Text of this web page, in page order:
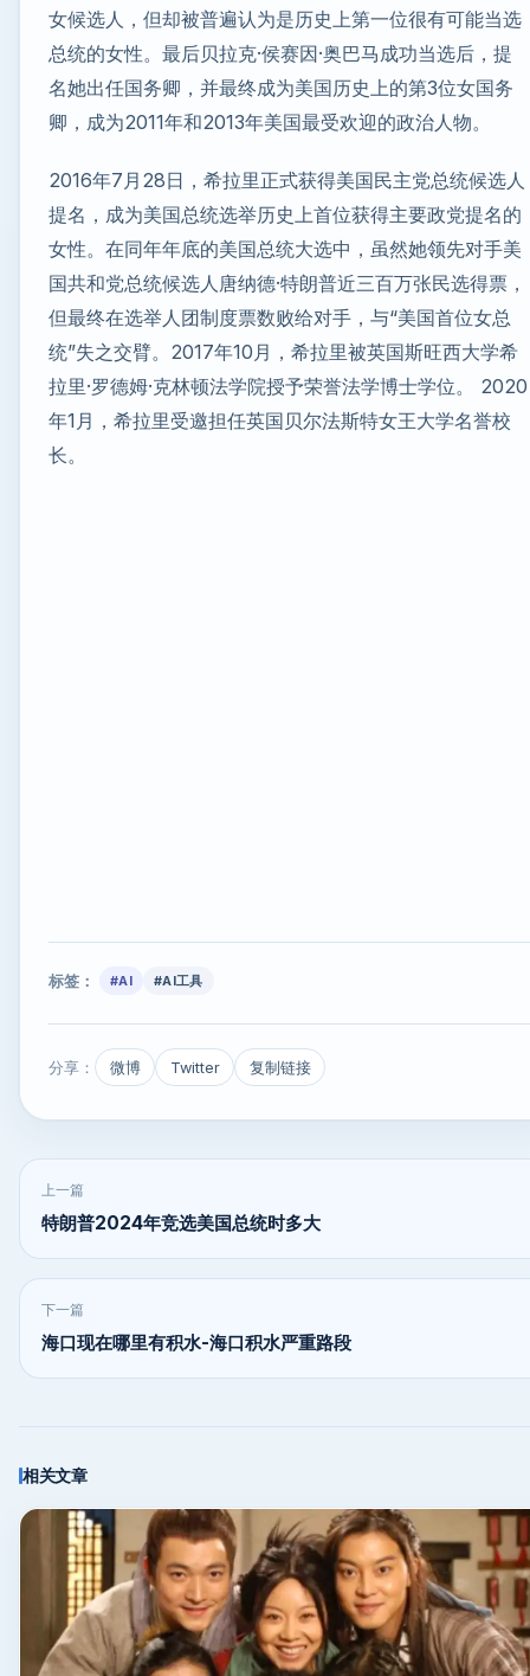
女候选人，但却被普遍认为是历史上第一位很有可能当选
总统的女性。最后贝拉克·侯赛因·奥巴马成功当选后，提
名她出任国务卿，并最终成为美国历史上的第3位女国务
卿，成为2011年和2013年美国最受欢迎的政治人物。
2016年7月28日，希拉里正式获得美国民主党总统候选人
提名，成为美国总统选举历史上首位获得主要政党提名的
女性。在同年年底的美国总统大选中，虽然她领先对手美
国共和党总统候选人唐纳德·特朗普近三百万张民选得票，
但最终在选举人团制度票数败给对手，与“美国首位女总
统”失之交臂。2017年10月，希拉里被英国斯旺西大学希
拉里·罗德姆·克林顿法学院授予荣誉法学博士学位。 2020
年1月，希拉里受邀担任英国贝尔法斯特女王大学名誉校
长。
标签： #AI #AI工具
分享： 微博 Twitter 复制链接
上一篇
特朗普2024年竞选美国总统时多大
下一篇
海口现在哪里有积水-海口积水严重路段
相关文章